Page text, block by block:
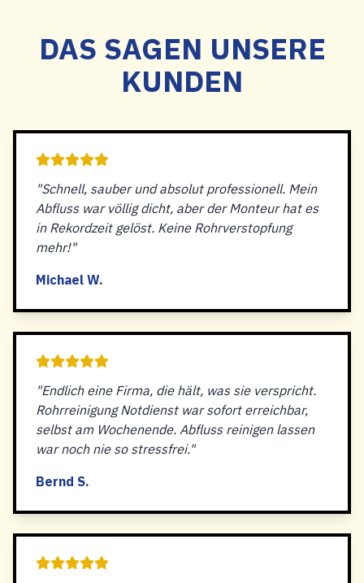
DAS SAGEN UNSERE
KUNDEN
"Schnell, sauber und absolut professionell. Mein
Abfluss war völlig dicht, aber der Monteur hat es
in Rekordzeit gelöst. Keine Rohrverstopfung
mehr!"
Michael W.
"Endlich eine Firma, die hält, was sie verspricht.
Rohrreinigung Notdienst war sofort erreichbar,
selbst am Wochenende. Abfluss reinigen lassen
war noch nie so stressfrei."
Bernd S.